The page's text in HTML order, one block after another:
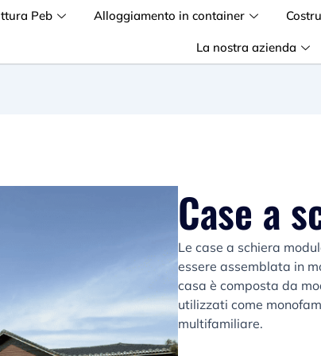
Peb Alloggiamento in container
La nostra azienda
Case a
Le case a schiera
essere assemblata in
casa è composta da
utilizzati come
multifamiliare.